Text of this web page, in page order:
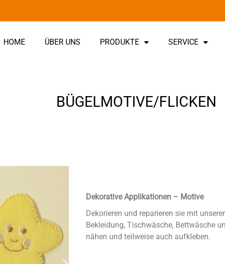
HOME ÜBER UNS PRODUKTE SERVICE
BÜGELMOTIVE/FLICKEN
Dekorative Applikationen – Motive
Dekorieren und reparieren sie mit
Bekleidung, Tischwäsche, Bettwäsche
nähen und teilweise auch aufkleben.